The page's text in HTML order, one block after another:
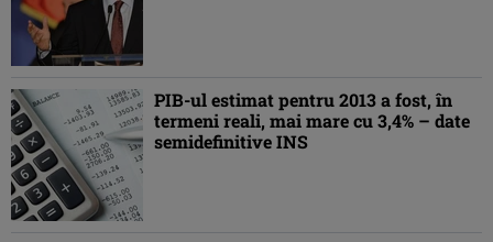
PIB-ul estimat pentru 2013 a fost, în
termeni reali, mai mare cu 3,4% – date
semidefinitive INS